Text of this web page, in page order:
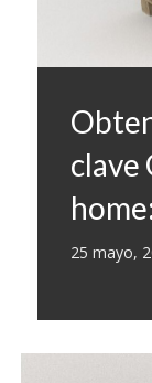
clave
25 mayo,